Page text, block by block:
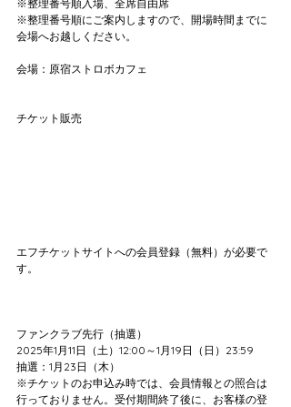
※整理番号順入場、全席自由席
※整理番号順にご案内しますので、開場時間までに
会場へお越しください。
会場：原宿ストロボカフェ
チケット販売
エフチケットサイトへの会員登録（無料）が必要で
す。
ファンクラブ先行（抽選）
2025年1月11日（土）12:00～1月19日（日）23:59
抽選：1月23日（木）
※チケットのお申込み時では、会員情報との照合は
行っておりません。受付期間終了後に、お客様の登